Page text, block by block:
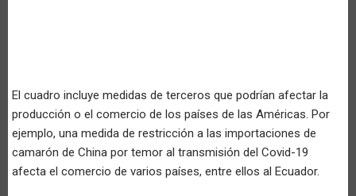
El cuadro incluye medidas de terceros que podrían afectar la
producción o el comercio de los países de las Américas. Por
ejemplo, una medida de restricción a las importaciones de
camarón de China por temor al transmisión del Covid-19
afecta el comercio de varios países, entre ellos al Ecuador.